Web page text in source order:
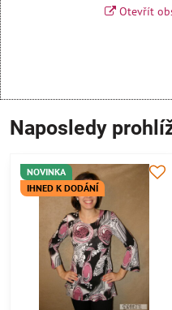
Otevřít
Naposledy
NOVINKA
IHNED K DODÁNÍ